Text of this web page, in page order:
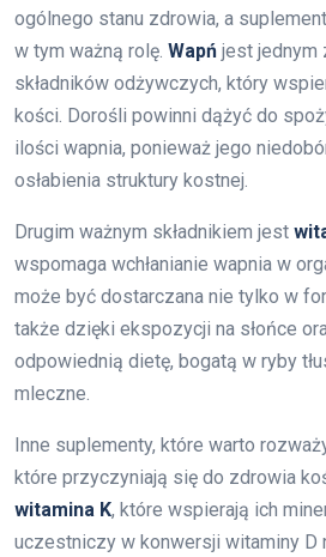
ogólnego stanu zdrowia, a
w tym ważną rolę. Wapń jest jednym
składników odżywczych, który
kości. Dorośli powinni dążyć do
ilości wapnia, ponieważ jego
osłabienia struktury kostnej.
Drugim ważnym składnikiem jest
wspomaga wchłanianie wapnia w
może być dostarczana nie tylko w
także dzięki ekspozycji na słońce
odpowiednią dietę, bogatą w ryby
mleczne.
Inne suplementy, które warto
które przyczyniają się do zdrowia
witamina K, które wspierają ich
uczestniczy w konwersji witaminy D